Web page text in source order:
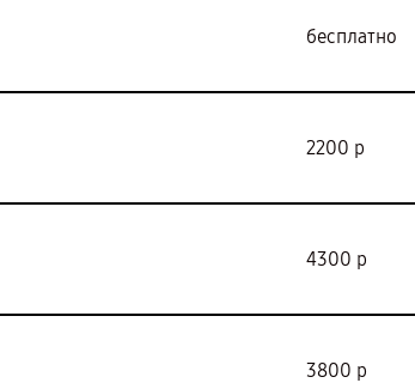
бесплатно
2200 р
4300 р
3800 р